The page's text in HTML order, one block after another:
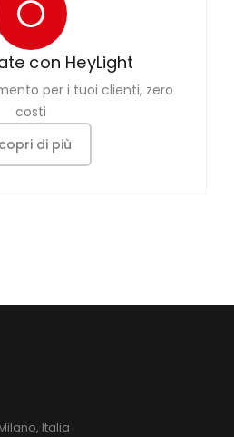
con HeyLight
per i tuoi clienti, zero
costi
di più
Italia